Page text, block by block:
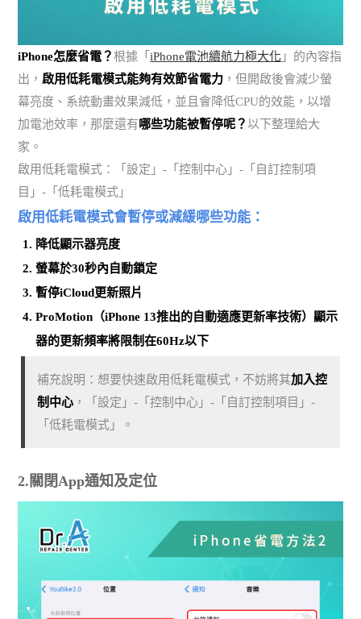
iPhone怎麼省電？根據「iPhone電池續航力極大化 」的內容指
出， 啟用低耗電模式能夠有效節省電力 ，但開啟後會減少螢
幕亮度、系統動畫效果減低，並且會降低CPU的效能，以增
加電池效率，那麼還有哪些功能被暫停呢？以下整理給大
家。
啟用低耗電模式：「設定」-「控制中心」-「自訂控制項
目」-「低耗電模式」
啟用低耗電模式會暫停或減緩哪些功能：
降低顯示器亮度
螢幕於30秒內自動鎖定
暫停iCloud更新照片
ProMotion（iPhone 13推出的自動適應更新率技術）顯示
器的更新頻率將限制在60Hz以下
補充說明：想要快速啟用低耗電模式，不妨將其加入控
制中心 ，「設定」-「控制中心」-「自訂控制項目」-
「低耗電模式」。
2.關閉App通知及定位